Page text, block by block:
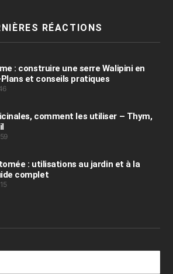
RÉACTIONS
: construire une serre Walipini en
et conseils pratiques
comment les utiliser – Thym,
: utilisations au jardin et à la
complet